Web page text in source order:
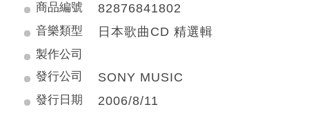
商品編號 82876841802
音樂類型 日本歌曲CD 精選輯
製作公司
發行公司
SONY MUSIC
發行日期 2006/8/11